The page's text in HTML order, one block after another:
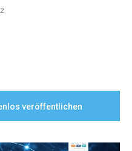
veröffentlichen